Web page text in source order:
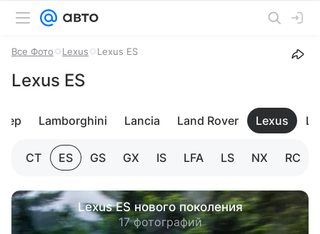
Все Фото Lexus Lexus ES
Lexus ES
Lamborghini Lancia Land Rover Lexus
CT ES GS GX IS LFA LS NX RC
Lexus ES нового поколения
17 фотографий